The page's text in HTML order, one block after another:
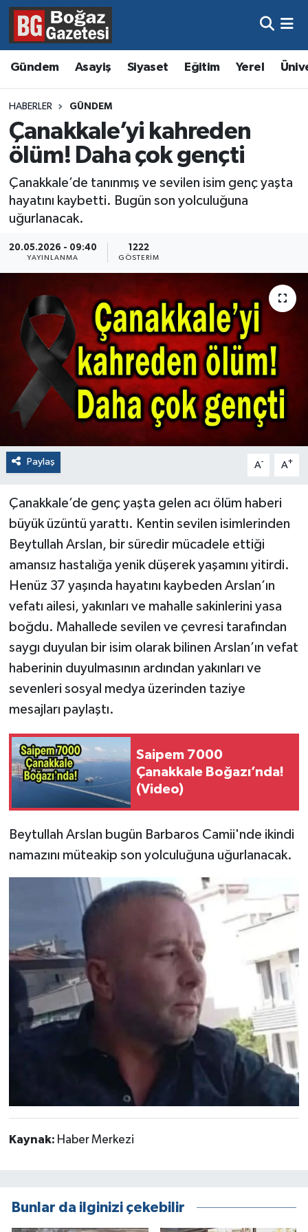
Gündem Asayiş Siyaset Eğitim Yerel
HABERLER GÜNDEM
Çanakkale’yi kahreden
ölüm! Daha çok gençti
Çanakkale’de tanınmış ve sevilen isim genç yaşta
hayatını kaybetti. Bugün son yolculuğuna
uğurlanacak.
20.05.2026 - 09:40
YAYINLANMA
1222
GÖSTERIM
Paylaş A- A+
Çanakkale’de genç yaşta gelen acı ölüm haberi
büyük üzüntü yarattı. Kentin sevilen isimlerinden
Beytullah Arslan, bir süredir mücadele ettiği
amansız hastalığa yenik düşerek yaşamını yitirdi.
Henüz 37 yaşında hayatını kaybeden Arslan’ın
vefatı ailesi, yakınları ve mahalle sakinlerini yasa
boğdu. Mahallede sevilen ve çevresi tarafından
saygı duyulan bir isim olarak bilinen Arslan’ın vefat
haberinin duyulmasının ardından yakınları ve
sevenleri sosyal medya üzerinden taziye
mesajları paylaştı.
Saipem 7000
Çanakkale Boğazı’nda!
(Video)
Beytullah Arslan bugün Barbaros Camii'nde ikindi
namazını müteakip son yolculuğuna uğurlanacak.
Kaynak: Haber Merkezi
Bunlar da ilginizi çekebilir
Asayiş
Eğitim
Ekonomi
Gündem
Resmi İlanlar
Sağlık
Hava Durumu
Trafik Durumu
Süper Lig Puan Durumu ve Fikstür
Tüm Manşetler
Son Dakika Haberleri